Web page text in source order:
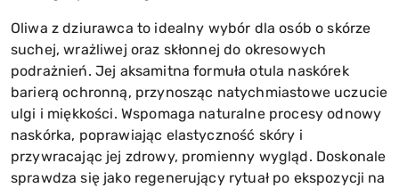
Oliwa z dziurawca to idealny wybór dla osób o skórze
suchej, wrażliwej oraz skłonnej do okresowych
podrażnień. Jej aksamitna formuła otula naskórek
barierą ochronną, przynosząc natychmiastowe uczucie
ulgi i miękkości. Wspomaga naturalne procesy odnowy
naskórka, poprawiając elastyczność skóry i
przywracając jej zdrowy, promienny wygląd. Doskonale
sprawdza się jako regenerujący rytuał po ekspozycji na